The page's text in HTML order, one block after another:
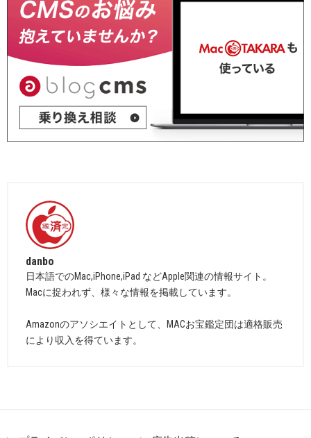
danbo
日本語でのMac,iPhone,iPad などApple関連の情報サイト。
Macに捉われず、様々な情報を掲載しています。
Amazonのアソシエイトとして、MACお宝鑑定団は適格販売
により収入を得ています。